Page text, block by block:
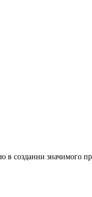
в создании значимого